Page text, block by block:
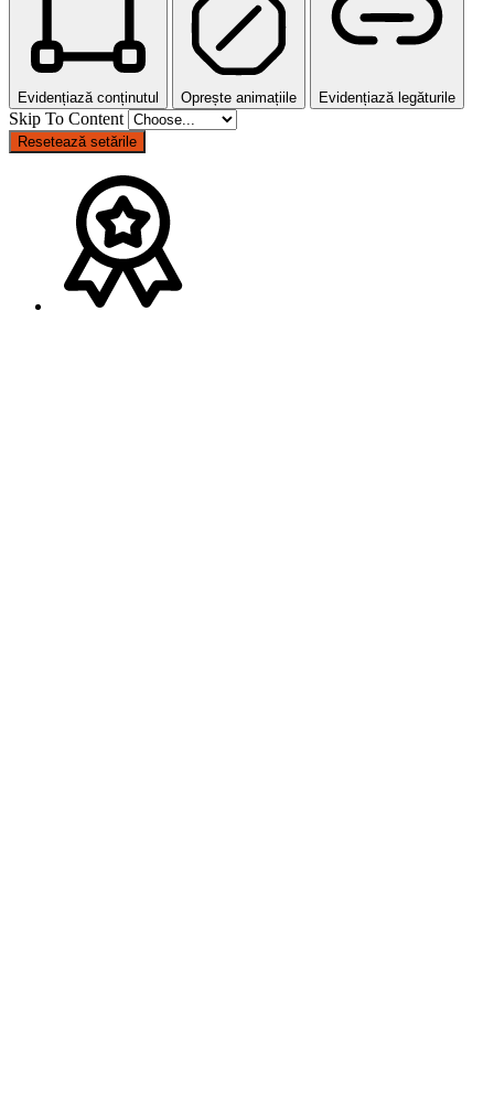
Evidențiază conținutul Oprește animațiile Evidențiază legăturile
Skip To Content
Resetează setările